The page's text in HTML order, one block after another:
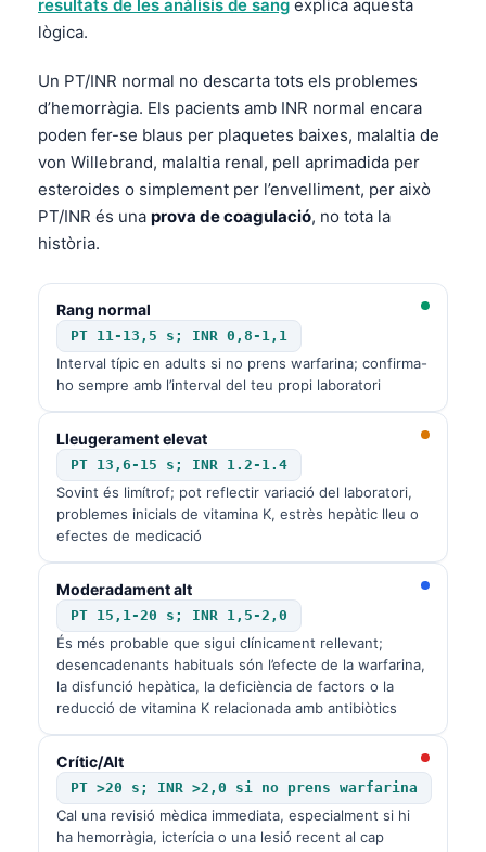
resultats de les anàlisis de sang explica aquesta
lògica.
Un PT/INR normal no descarta tots els problemes
d’hemorràgia. Els pacients amb INR normal encara
poden fer-se blaus per plaquetes baixes, malaltia de
von Willebrand, malaltia renal, pell aprimadida per
esteroides o simplement per l’envelliment, per això
PT/INR és una prova de coagulació, no tota la
història.
Rang normal
PT 11-13,5 s; INR 0,8-1,1
Interval típic en adults si no prens warfarina; confirma-
ho sempre amb l’interval del teu propi laboratori
Lleugerament elevat
PT 13,6-15 s; INR 1.2-1.4
Sovint és limítrof; pot reflectir variació del laboratori,
problemes inicials de vitamina K, estrès hepàtic lleu o
efectes de medicació
Moderadament alt
PT 15,1-20 s; INR 1,5-2,0
És més probable que sigui clínicament rellevant;
desencadenants habituals són l’efecte de la warfarina,
la disfunció hepàtica, la deficiència de factors o la
reducció de vitamina K relacionada amb antibiòtics
Crític/Alt
PT >20 s; INR >2,0 si no prens warfarina
Cal una revisió mèdica immediata, especialment si hi
ha hemorràgia, icterícia o una lesió recent al cap